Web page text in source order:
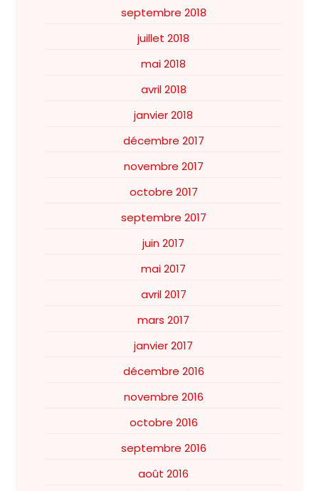
septembre 2018
juillet 2018
mai 2018
avril 2018
janvier 2018
décembre 2017
novembre 2017
octobre 2017
septembre 2017
juin 2017
mai 2017
avril 2017
mars 2017
janvier 2017
décembre 2016
novembre 2016
octobre 2016
septembre 2016
août 2016